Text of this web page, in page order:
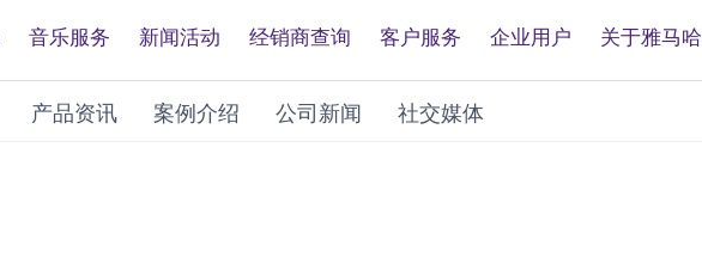
音乐服务 新闻活动 经销商查询 客户服务 企业用户 关于雅马哈
产品资讯 案例介绍 公司新闻 社交媒体